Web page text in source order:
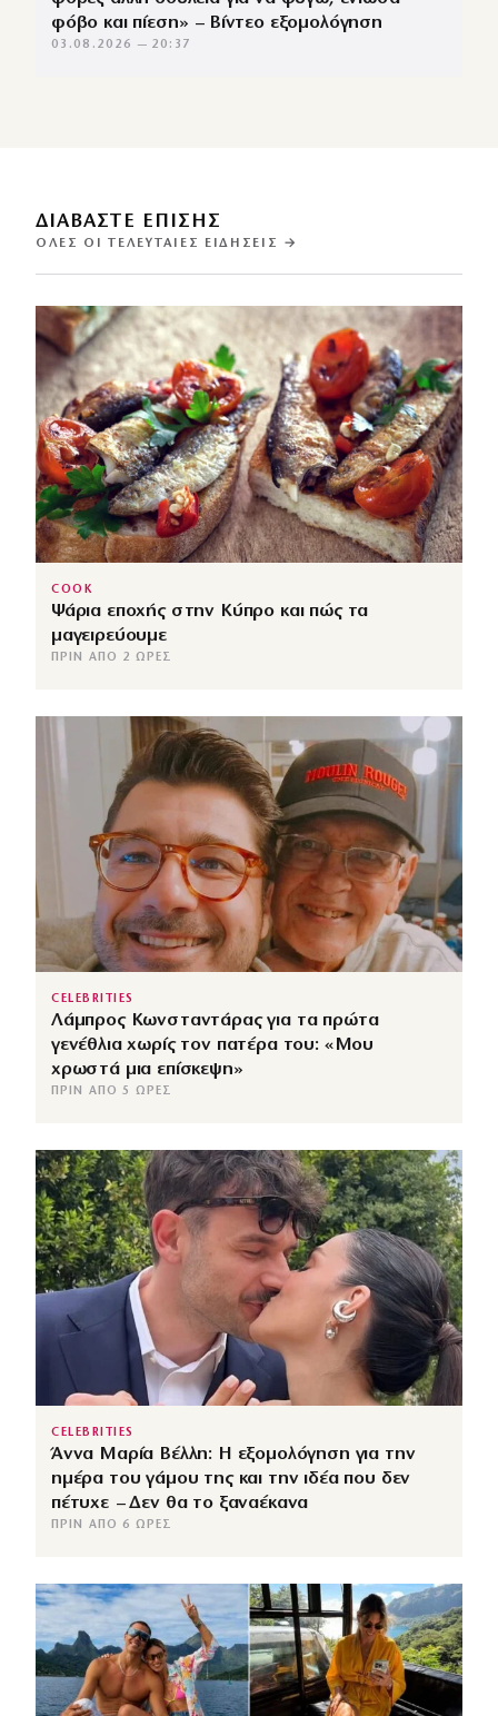
φόβο και πίεση» – Βίντεο εξομολόγηση
03.08.2026 — 20:37
ΔΙΑΒΑΣΤΕ ΕΠΙΣΗΣ
ΌΛΕΣ ΟΙ ΤΕΛΕΥΤΑΊΕΣ ΕΙΔΉΣΕΙΣ →
COOK
Ψάρια εποχής στην Κύπρο και πώς τα
μαγειρεύουμε
ΠΡΙΝ ΑΠΌ 2 ΏΡΕΣ
CELEBRITIES
Λάμπρος Κωνσταντάρας για τα πρώτα
γενέθλια χωρίς τον πατέρα του: «Μου
χρωστά μια επίσκεψη»
ΠΡΙΝ ΑΠΌ 5 ΏΡΕΣ
CELEBRITIES
Άννα Μαρία Βέλλη: Η εξομολόγηση για την
ημέρα του γάμου της και την ιδέα που δεν
πέτυχε – Δεν θα το ξαναέκανα
ΠΡΙΝ ΑΠΌ 6 ΏΡΕΣ